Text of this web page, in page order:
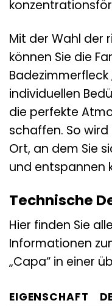
Mit der Wahl der
können Sie die
Badezimmerfleck
individuellen
die perfekte
schaffen. So
Ort, an dem Sie
und entspannen
Technische
Hier finden Sie
Informationen
„Capa“ in einer
EIGENSCHAFT